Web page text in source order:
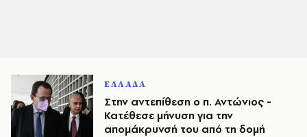
ΕΛΛΑΔΑ
Στην αντεπίθεση ο π. Αντώνιος -
Κατέθεσε μήνυση για την
απομάκρυνσή του από τη δομή